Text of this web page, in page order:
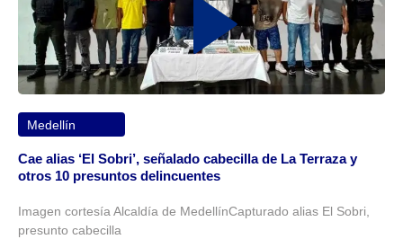
Medellín
Cae alias ‘El Sobri’, señalado cabecilla de La Terraza y
otros 10 presuntos delincuentes
Imagen cortesía Alcaldía de MedellínCapturado alias El Sobri,
presunto cabecilla